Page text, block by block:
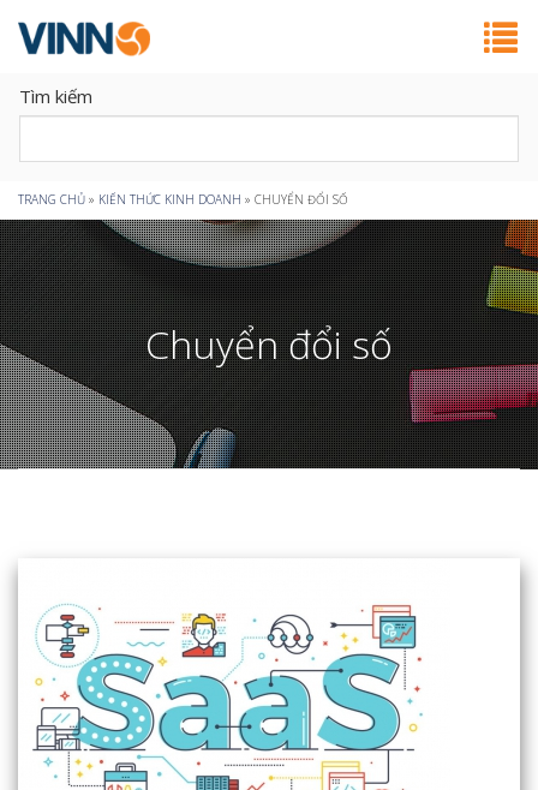
Tìm kiếm
Bạn
đang
ở
đây
TRANG CHỦ » KIẾN THỨC KINH DOANH » CHUYỂN ĐỔI SỐ
Chuyển đổi số